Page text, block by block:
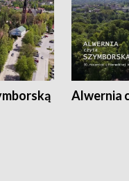
Alwernia